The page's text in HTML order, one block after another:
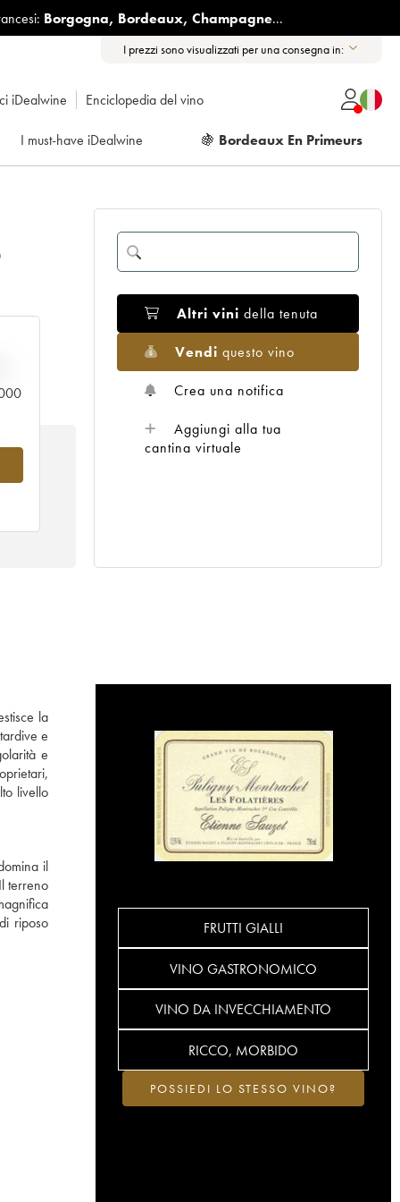
Borgogna, Bordeaux, Champagne...
I prezzi sono visualizzati per una consegna in:
iDealwine Enciclopedia del vino
I must-have iDealwine 🍇 Bordeaux En Primeurs
Altri vini della tenuta
Vendi questo vino
Crea una notifica
Aggiungi alla tua
cantina virtuale
la
e
e
livello
il
terreno
riposo
FRUTTI GIALLI
VINO GASTRONOMICO
VINO DA INVECCHIAMENTO
RICCO, MORBIDO
POSSIEDI LO STESSO VINO?